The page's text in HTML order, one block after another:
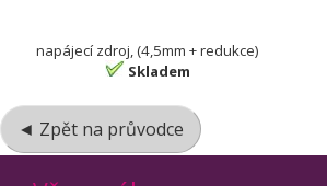
napájecí zdroj, (4,5mm + redukce)
Skladem
◄ Zpět na průvodce